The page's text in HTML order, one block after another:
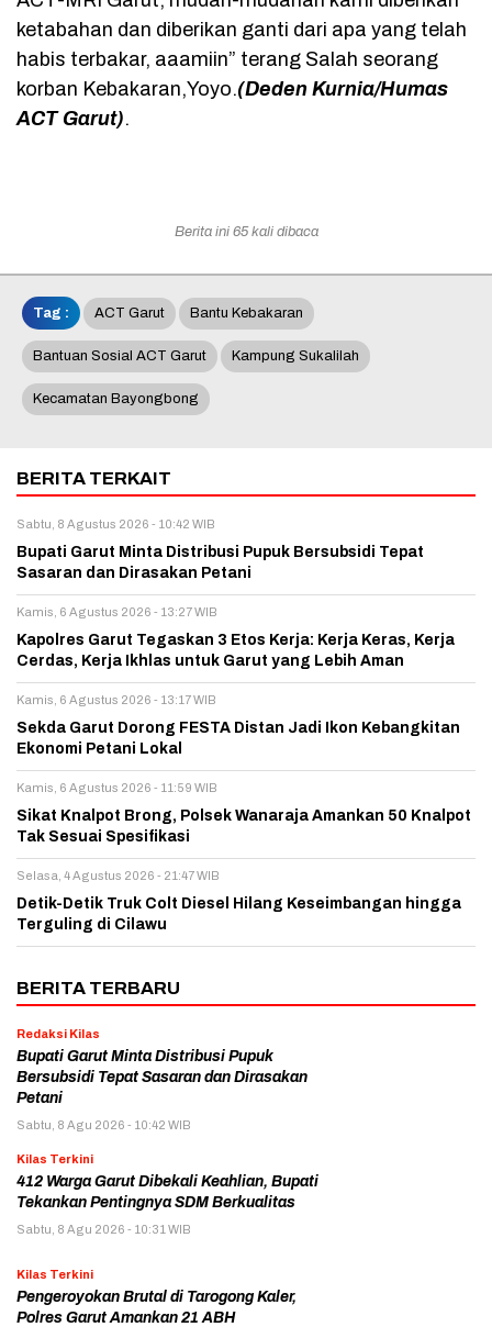
ketabahan dan diberikan ganti dari apa yang telah
habis terbakar, aaamiin” terang Salah seorang
korban Kebakaran,Yoyo.(Deden Kurnia/Humas
ACT Garut).
Berita ini 65 kali dibaca
Tag : ACT Garut Bantu Kebakaran
Bantuan Sosial ACT Garut Kampung Sukalilah
Kecamatan Bayongbong
BERITA TERKAIT
Sabtu, 8 Agustus 2026 - 10:42 WIB
Bupati Garut Minta Distribusi Pupuk Bersubsidi Tepat
Sasaran dan Dirasakan Petani
Kamis, 6 Agustus 2026 - 13:27 WIB
Kapolres Garut Tegaskan 3 Etos Kerja: Kerja Keras, Kerja
Cerdas, Kerja Ikhlas untuk Garut yang Lebih Aman
Kamis, 6 Agustus 2026 - 13:17 WIB
Sekda Garut Dorong FESTA Distan Jadi Ikon Kebangkitan
Ekonomi Petani Lokal
Kamis, 6 Agustus 2026 - 11:59 WIB
Sikat Knalpot Brong, Polsek Wanaraja Amankan 50 Knalpot
Tak Sesuai Spesifikasi
Selasa, 4 Agustus 2026 - 21:47 WIB
Detik-Detik Truk Colt Diesel Hilang Keseimbangan hingga
Terguling di Cilawu
BERITA TERBARU
Redaksi Kilas
Bupati Garut Minta Distribusi Pupuk
Bersubsidi Tepat Sasaran dan Dirasakan
Petani
Sabtu, 8 Agu 2026 - 10:42 WIB
Kilas Terkini
412 Warga Garut Dibekali Keahlian, Bupati
Tekankan Pentingnya SDM Berkualitas
Sabtu, 8 Agu 2026 - 10:31 WIB
Kilas Terkini
Pengeroyokan Brutal di Tarogong Kaler,
Polres Garut Amankan 21 ABH